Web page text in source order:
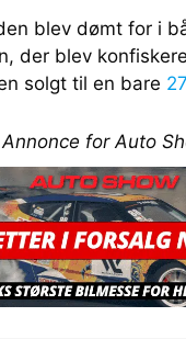
blev dømt for i
der blev
solgt til en bare
Annonce for Auto